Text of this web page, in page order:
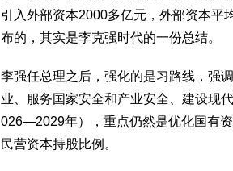
引入外部资本2000多亿元，外部资本平
布的，其实是李克强时代的一份总结。
李强任总理之后，强化的是习路线，强
业、服务国家安全和产业安全、建设现
026—2029年），重点仍然是优化国有
民营资本持股比例。